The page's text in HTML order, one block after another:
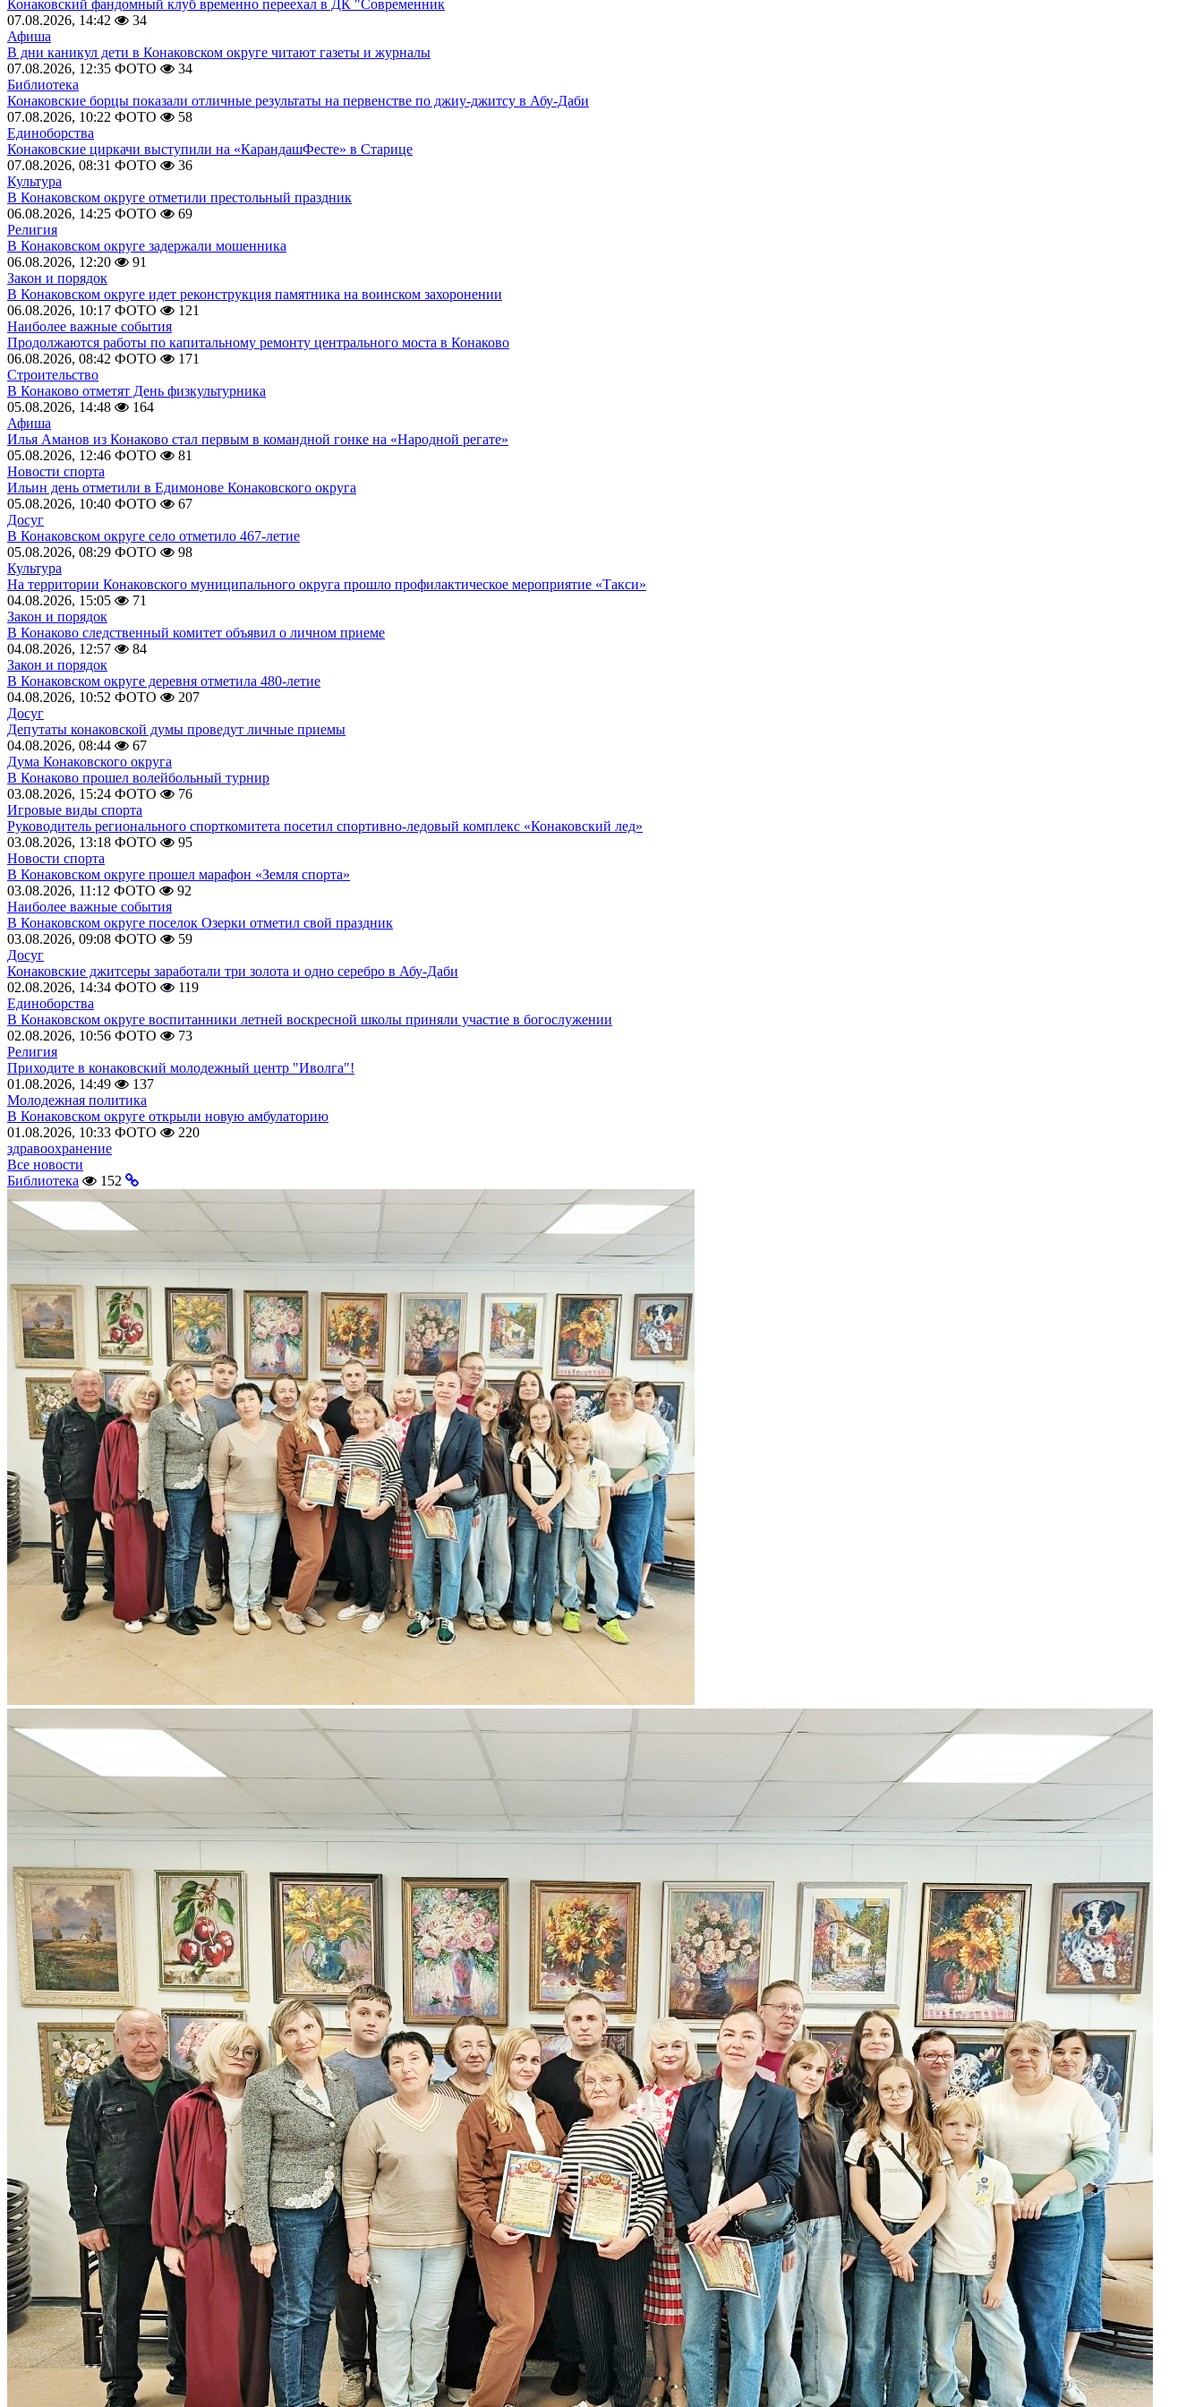
Конаковский фандомный клуб временно переехал в ДК "Современник
07.08.2026, 14:42
34
Афиша
В дни каникул дети в Конаковском округе читают газеты и журналы
07.08.2026, 12:35 ФОТО
34
Библиотека
Конаковские борцы показали отличные результаты на первенстве по джиу-джитсу в Абу-Даби
07.08.2026, 10:22 ФОТО
58
Единоборства
Конаковские циркачи выступили на «КарандашФесте» в Старице
07.08.2026, 08:31 ФОТО
36
Культура
В Конаковском округе отметили престольный праздник
06.08.2026, 14:25 ФОТО
69
Религия
В Конаковском округе задержали мошенника
06.08.2026, 12:20
91
Закон и порядок
В Конаковском округе идет реконструкция памятника на воинском захоронении
06.08.2026, 10:17 ФОТО
121
Наиболее важные события
Продолжаются работы по капитальному ремонту центрального моста в Конаково
06.08.2026, 08:42 ФОТО
171
Строительство
В Конаково отметят День физкультурника
05.08.2026, 14:48
164
Афиша
Илья Аманов из Конаково стал первым в командной гонке на «Народной регате»
05.08.2026, 12:46 ФОТО
81
Новости спорта
Ильин день отметили в Едимонове Конаковского округа
05.08.2026, 10:40 ФОТО
67
Досуг
В Конаковском округе село отметило 467-летие
05.08.2026, 08:29 ФОТО
98
Культура
На территории Конаковского муниципального округа прошло профилактическое мероприятие «Такси»
04.08.2026, 15:05
71
Закон и порядок
В Конаково следственный комитет объявил о личном приеме
04.08.2026, 12:57
84
Закон и порядок
В Конаковском округе деревня отметила 480-летие
04.08.2026, 10:52 ФОТО
207
Досуг
Депутаты конаковской думы проведут личные приемы
04.08.2026, 08:44
67
Дума Конаковского округа
В Конаково прошел волейбольный турнир
03.08.2026, 15:24 ФОТО
76
Игровые виды спорта
Руководитель регионального спорткомитета посетил спортивно-ледовый комплекс «Конаковский лед»
03.08.2026, 13:18 ФОТО
95
Новости спорта
В Конаковском округе прошел марафон «Земля спорта»
03.08.2026, 11:12 ФОТО
92
Наиболее важные события
В Конаковском округе поселок Озерки отметил свой праздник
03.08.2026, 09:08 ФОТО
59
Досуг
Конаковские джитсеры заработали три золота и одно серебро в Абу-Даби
02.08.2026, 14:34 ФОТО
119
Единоборства
В Конаковском округе воспитанники летней воскресной школы приняли участие в богослужении
02.08.2026, 10:56 ФОТО
73
Религия
Приходите в конаковский молодежный центр "Иволга"!
01.08.2026, 14:49
137
Молодежная политика
В Конаковском округе открыли новую амбулаторию
01.08.2026, 10:33 ФОТО
220
здравоохранение
Все новости
Библиотека
152